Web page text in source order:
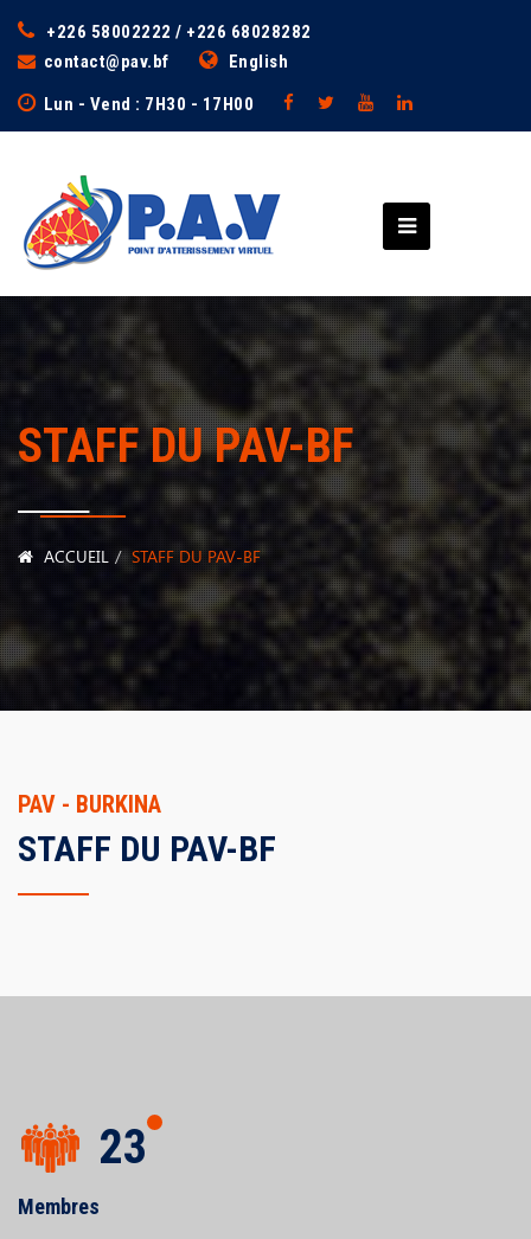
+226 58002222 / +226 68028282
contact@pav.bf
English
Lun - Vend : 7H30 - 17H00
STAFF DU PAV-BF
ACCUEIL STAFF DU PAV-BF
PAV - BURKINA
STAFF DU PAV-BF
23
Membres